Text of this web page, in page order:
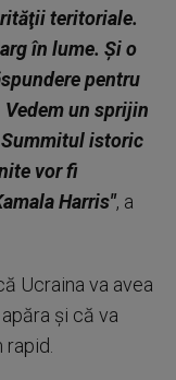
teritoriale.
în lume. Şi o
pentru
un sprijin
istoric
vor fi
Harris", a
Ucraina va avea
şi că va